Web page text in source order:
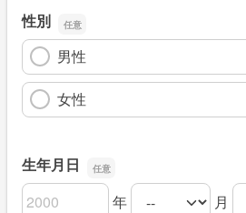
性別
男性
女性
生年月日
年 月